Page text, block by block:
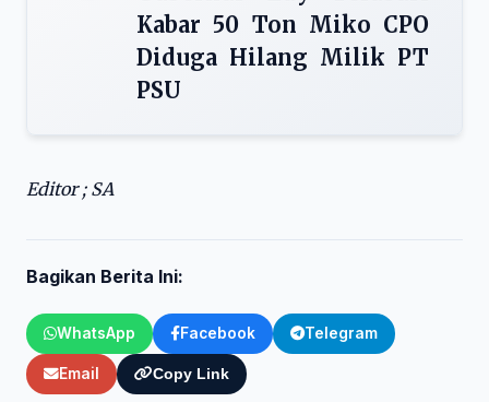
Kabar 50 Ton Miko CPO
Diduga Hilang Milik PT
PSU
Editor ; SA
Bagikan Berita Ini:
WhatsApp Facebook Telegram
Email Copy Link